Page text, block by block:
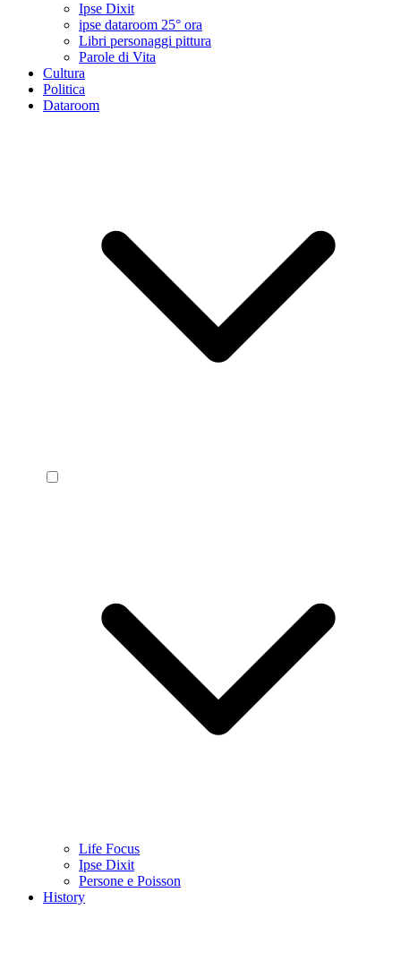
Ipse Dixit
ipse dataroom 25° ora
Libri personaggi pittura
Parole di Vita
Cultura
Politica
Dataroom
Life Focus
Ipse Dixit
Persone e Poisson
History